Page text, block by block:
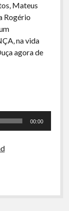
Mateus
Rogério
na vida
agora de
00:00